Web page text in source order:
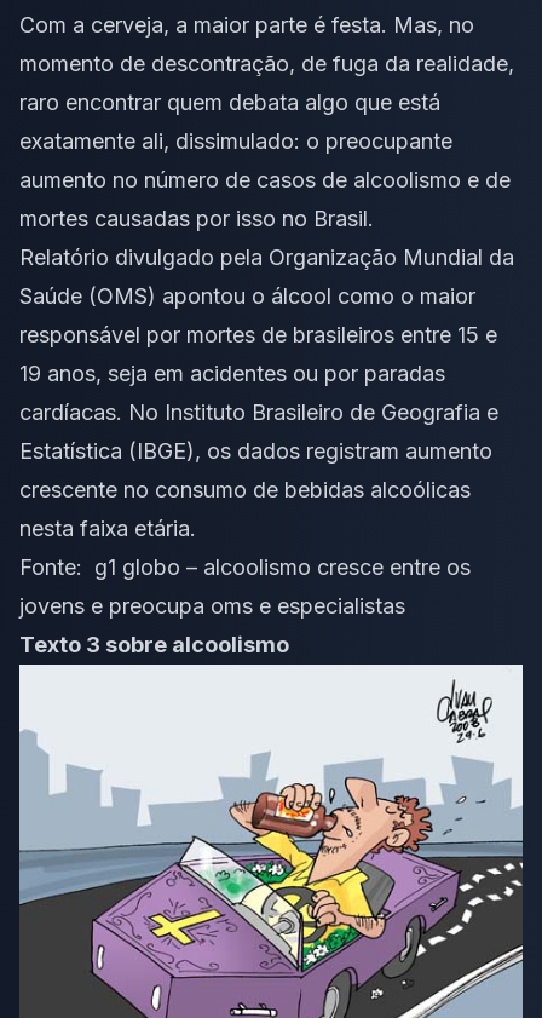
Com a cerveja, a maior parte é festa. Mas, no
momento de descontração, de fuga da realidade,
raro encontrar quem debata algo que está
exatamente ali, dissimulado: o preocupante
aumento no número de casos de alcoolismo e de
mortes causadas por isso no Brasil.
Relatório divulgado pela Organização Mundial da
Saúde (OMS) apontou o álcool como o maior
responsável por mortes de brasileiros entre 15 e
19 anos, seja em acidentes ou por paradas
cardíacas. No Instituto Brasileiro de Geografia e
Estatística (IBGE), os dados registram aumento
crescente no consumo de bebidas alcoólicas
nesta faixa etária.
Fonte: g1 globo – alcoolismo cresce entre os
jovens e preocupa oms e especialistas
Texto 3 sobre alcoolismo